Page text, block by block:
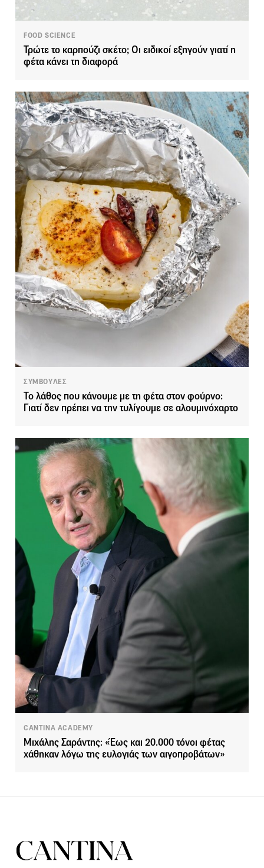
FOOD SCIENCE
Τρώτε το καρπούζι σκέτο; Οι ειδικοί εξηγούν γιατί η
φέτα κάνει τη διαφορά
ΣΥΜΒΟΥΛΕΣ
Το λάθος που κάνουμε με τη φέτα στον φούρνο:
Γιατί δεν πρέπει να την τυλίγουμε σε αλουμινόχαρτο
CANTINA ACADEMY
Μιχάλης Σαράντης: «Έως και 20.000 τόνοι φέτας
χάθηκαν λόγω της ευλογιάς των αιγοπροβάτων»